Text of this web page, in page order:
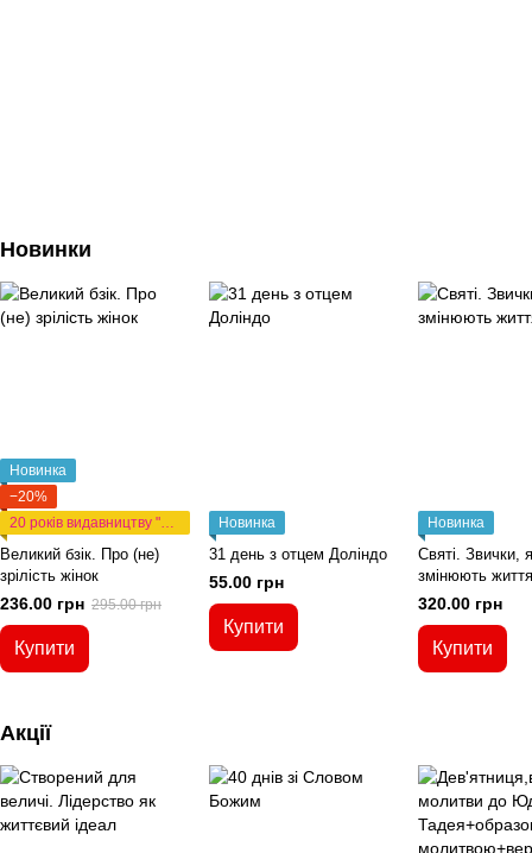
Новинки
Новинка
−20%
20 років видавництву "Апостол"
Великий бзік. Про (не)
зрілість жінок
236.00 грн 295.00 грн
Купити
Новинка
31 день з отцем Доліндо
55.00 грн
Купити
Новинка
Святі. Звички,
змінюють життя
320.00 грн
Купити
Акції